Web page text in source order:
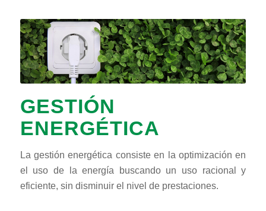
GESTIÓN
ENERGÉTICA
La gestión energética consiste en la optimización en
el uso de la energía buscando un uso racional y
eficiente, sin disminuir el nivel de prestaciones.